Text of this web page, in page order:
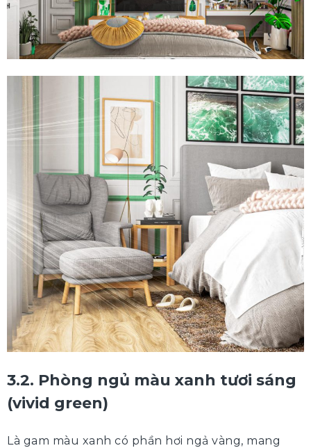
3.2. Phòng ngủ màu xanh tươi sáng
(vivid green)
Là gam màu xanh có phần hơi ngả vàng, mang